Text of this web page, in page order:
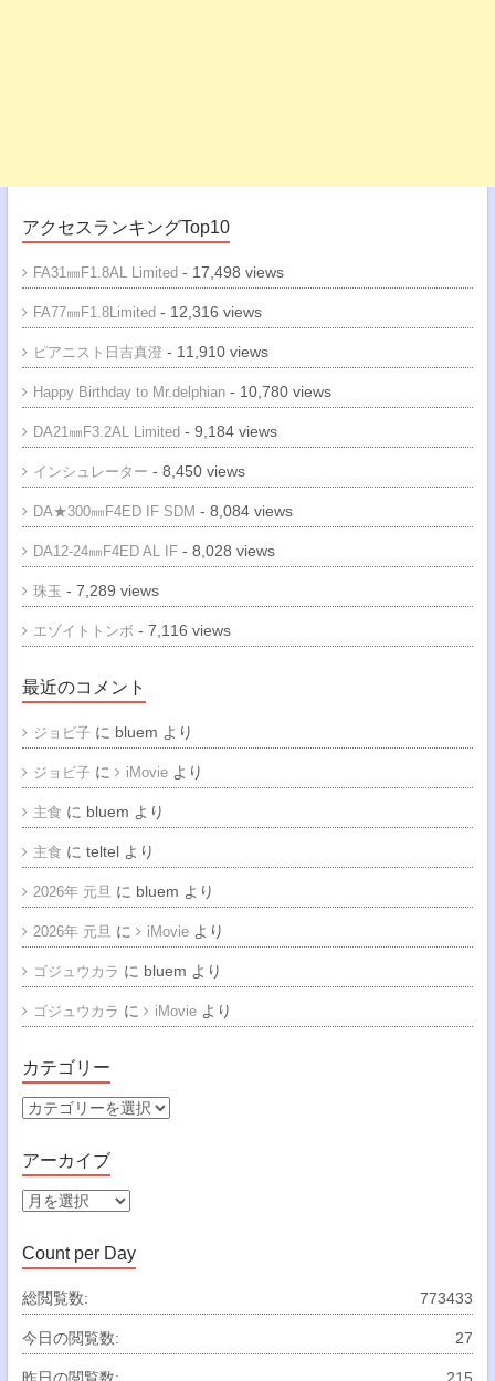
アクセスランキングTop10
FA31㎜F1.8AL Limited- 17,498 views
FA77㎜F1.8Limited- 12,316 views
ピアニスト日吉真澄 - 11,910 views
Happy Birthday to Mr.delphian- 10,780 views
DA21㎜F3.2AL Limited- 9,184 views
インシュレーター - 8,450 views
DA★300㎜F4ED IF SDM - 8,084 views
DA12-24㎜F4ED AL IF- 8,028 views
珠玉 - 7,289 views
エゾイトトンボ - 7,116 views
最近のコメント
ジョビ子 に bluem より
ジョビ子 に iMovieより
主食 に bluem より
主食 に teltelより
2026年 元旦 に bluem より
2026年 元旦 に iMovieより
ゴジュウカラ に bluem より
ゴジュウカラ に iMovieより
カテゴリー
カ
ゴ
リ
ー
アーカイブ
ア
カ
イ
ブ
Count per Day
773433
総閲覧数:
27
今日の閲覧数:
215
昨日の閲覧数: